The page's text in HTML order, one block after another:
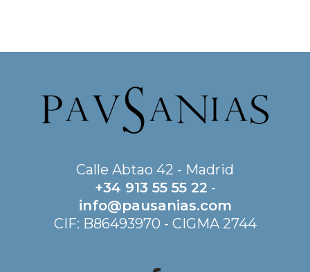
Calle Abtao 42 - Madrid
+34 913 55 55 22 -
info@pausanias.com
CIF: B86493970 - CIGMA 2744